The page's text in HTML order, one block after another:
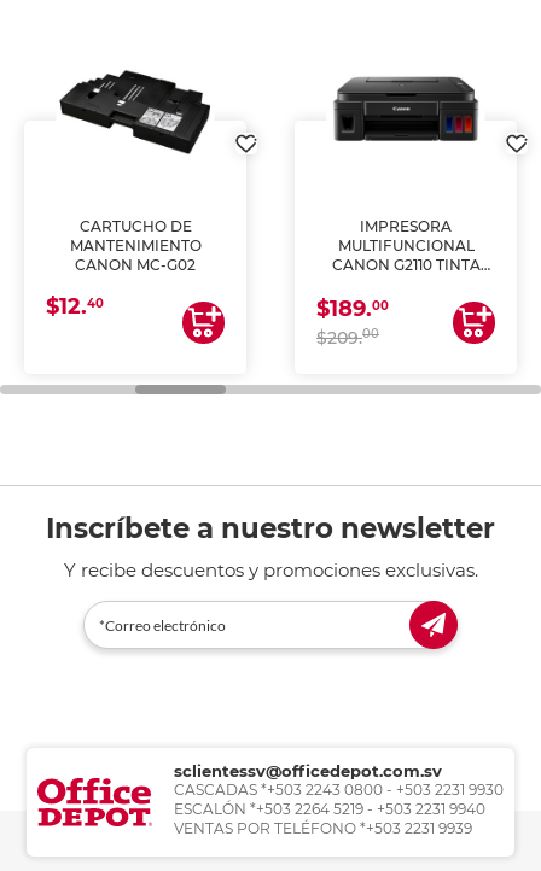
CARTUCHO DE
MANTENIMIENTO
CANON MC-G02
$12.40
IMPRESORA
MULTIFUNCIONAL
CANON G2110 TINTA
$189.00
$209.00
Inscríbete a nuestro newsletter
Y recibe descuentos y promociones exclusivas.
sclientessv@officedepot.com.sv
CASCADAS *+503 2243 0800 - +503 2231 9930
ESCALÓN *+503 2264 5219 - +503 2231 9940
VENTAS POR TELÉFONO *+503 2231 9939